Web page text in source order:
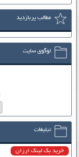
مطالب پربازدید
لوگوی سایت
تبلیغات
خرید بک لینک ارزان